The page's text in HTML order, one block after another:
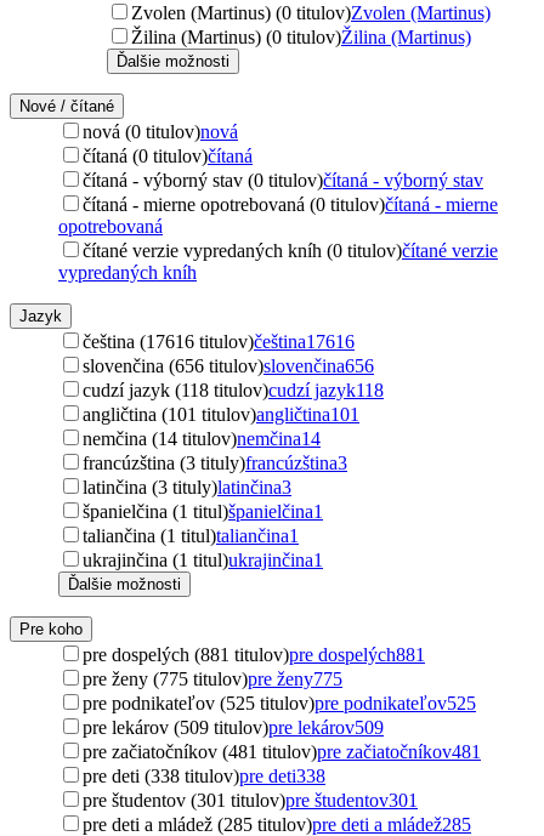
Zvolen (Martinus) (0 titulov)Zvolen (Martinus)
Žilina (Martinus) (0 titulov)Žilina (Martinus)
Ďalšie možnosti
Nové / čítané
nová (0 titulov)nová
čítaná (0 titulov)čítaná
čítaná - výborný stav (0 titulov)čítaná - výborný stav
čítaná - mierne opotrebovaná (0 titulov)čítaná - mierne
opotrebovaná
čítané verzie vypredaných kníh (0 titulov)čítané verzie
vypredaných kníh
Jazyk
čeština (17616 titulov)čeština17616
slovenčina (656 titulov)slovenčina656
cudzí jazyk (118 titulov)cudzí jazyk118
angličtina (101 titulov)angličtina101
nemčina (14 titulov)nemčina14
francúzština (3 tituly)francúzština3
latinčina (3 tituly)latinčina3
španielčina (1 titul)španielčina1
taliančina (1 titul)taliančina1
ukrajinčina (1 titul)ukrajinčina1
Ďalšie možnosti
Pre koho
pre dospelých (881 titulov)pre dospelých881
pre ženy (775 titulov)pre ženy775
pre podnikateľov (525 titulov)pre podnikateľov525
pre lekárov (509 titulov)pre lekárov509
pre začiatočníkov (481 titulov)pre začiatočníkov481
pre deti (338 titulov)pre deti338
pre študentov (301 titulov)pre študentov301
pre deti a mládež (285 titulov)pre deti a mládež285